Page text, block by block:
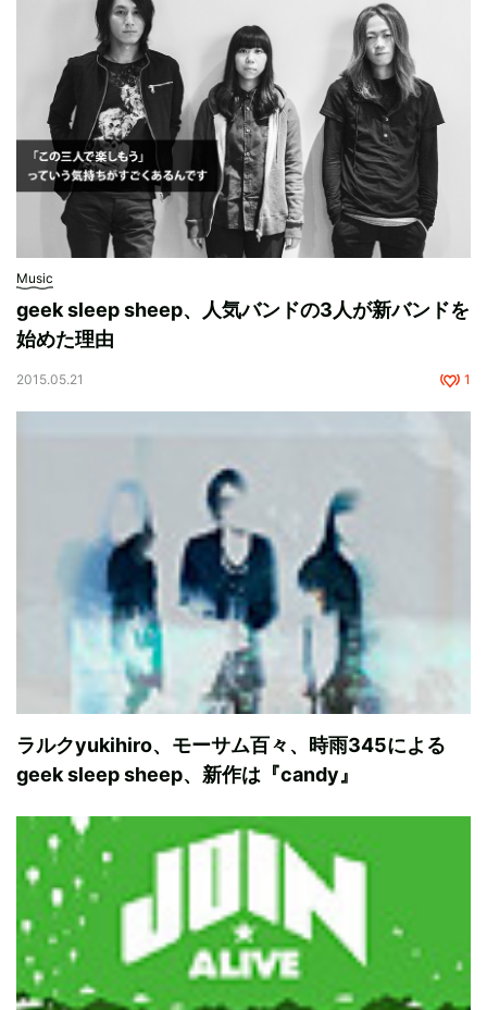
Music
geek sleep sheep、人気バンドの3人が新バンドを
始めた理由
2015.05.21 1
ラルクyukihiro、モーサム百々、時雨345による
geek sleep sheep、新作は『candy』